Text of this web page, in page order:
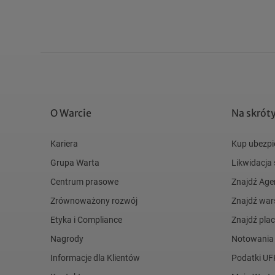
O Warcie
Kariera
Grupa Warta
Centrum prasowe
Zrównoważony rozwój
Etyka i Compliance
Nagrody
Informacje dla Klientów
Na
Kup
Likwidacja
Znajdź
Znajdź
Znajdź
Notowania
Podatki